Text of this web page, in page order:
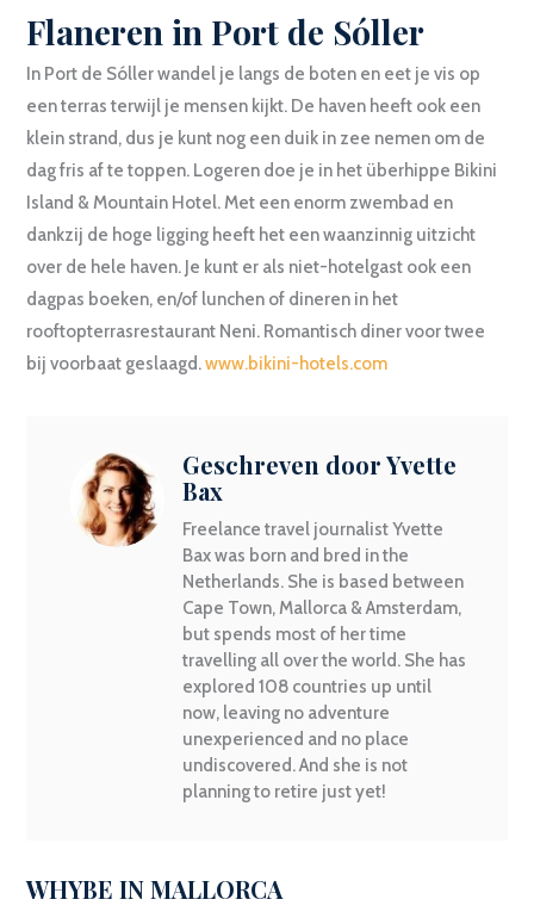
Flaneren in Port de Sóller
In Port de Sóller wandel je langs de boten en eet je vis op
een terras terwijl je mensen kijkt. De haven heeft ook een
klein strand, dus je kunt nog een duik in zee nemen om de
dag fris af te toppen. Logeren doe je in het überhippe Bikini
Island & Mountain Hotel. Met een enorm zwembad en
dankzij de hoge ligging heeft het een waanzinnig uitzicht
over de hele haven. Je kunt er als niet-hotelgast ook een
dagpas boeken, en/of lunchen of dineren in het
rooftopterrasrestaurant Neni. Romantisch diner voor twee
bij voorbaat geslaagd.www.bikini-hotels.com
Geschreven door Yvette
Bax
Freelance travel journalist Yvette
Bax was born and bred in the
Netherlands. She is based between
Cape Town, Mallorca & Amsterdam,
but spends most of her time
travelling all over the world. She has
explored 108 countries up until
now, leaving no adventure
unexperienced and no place
undiscovered. And she is not
planning to retire just yet!
WHYBE IN MALLORCA